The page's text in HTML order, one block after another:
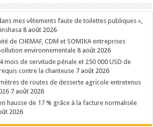
mes vêtements faute de toilettes publiques »,
8 août 2026
de CHEMAF, CDM et SOMIKA entreprises
environnementale 8 août 2026
mois de servitude pénale et 250 000 USD de
contre la chanteuse 7 août 2026
de routes de desserte agricole entretenus
7 août 2026
hausse de 17 % grâce à la facture normalisée
2026